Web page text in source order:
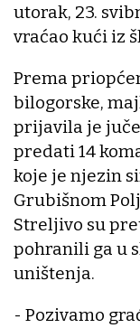
utorak, 23.
vraćao kući iz
Prema
bilogorske,
prijavila je
predati 14
koje je njezin
Grubišnom
Streljivo su
pohranili ga u
uništenja.
- Pozivamo